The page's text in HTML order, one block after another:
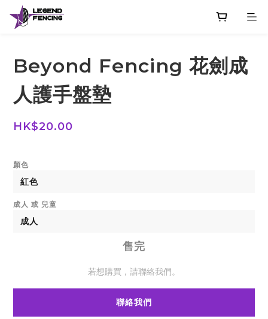
Beyond Fencing 花劍成
人護手盤墊
HK$20.00
顏色
成人 或 兒童
售完
若想購買，請聯絡我們。
聯絡我們